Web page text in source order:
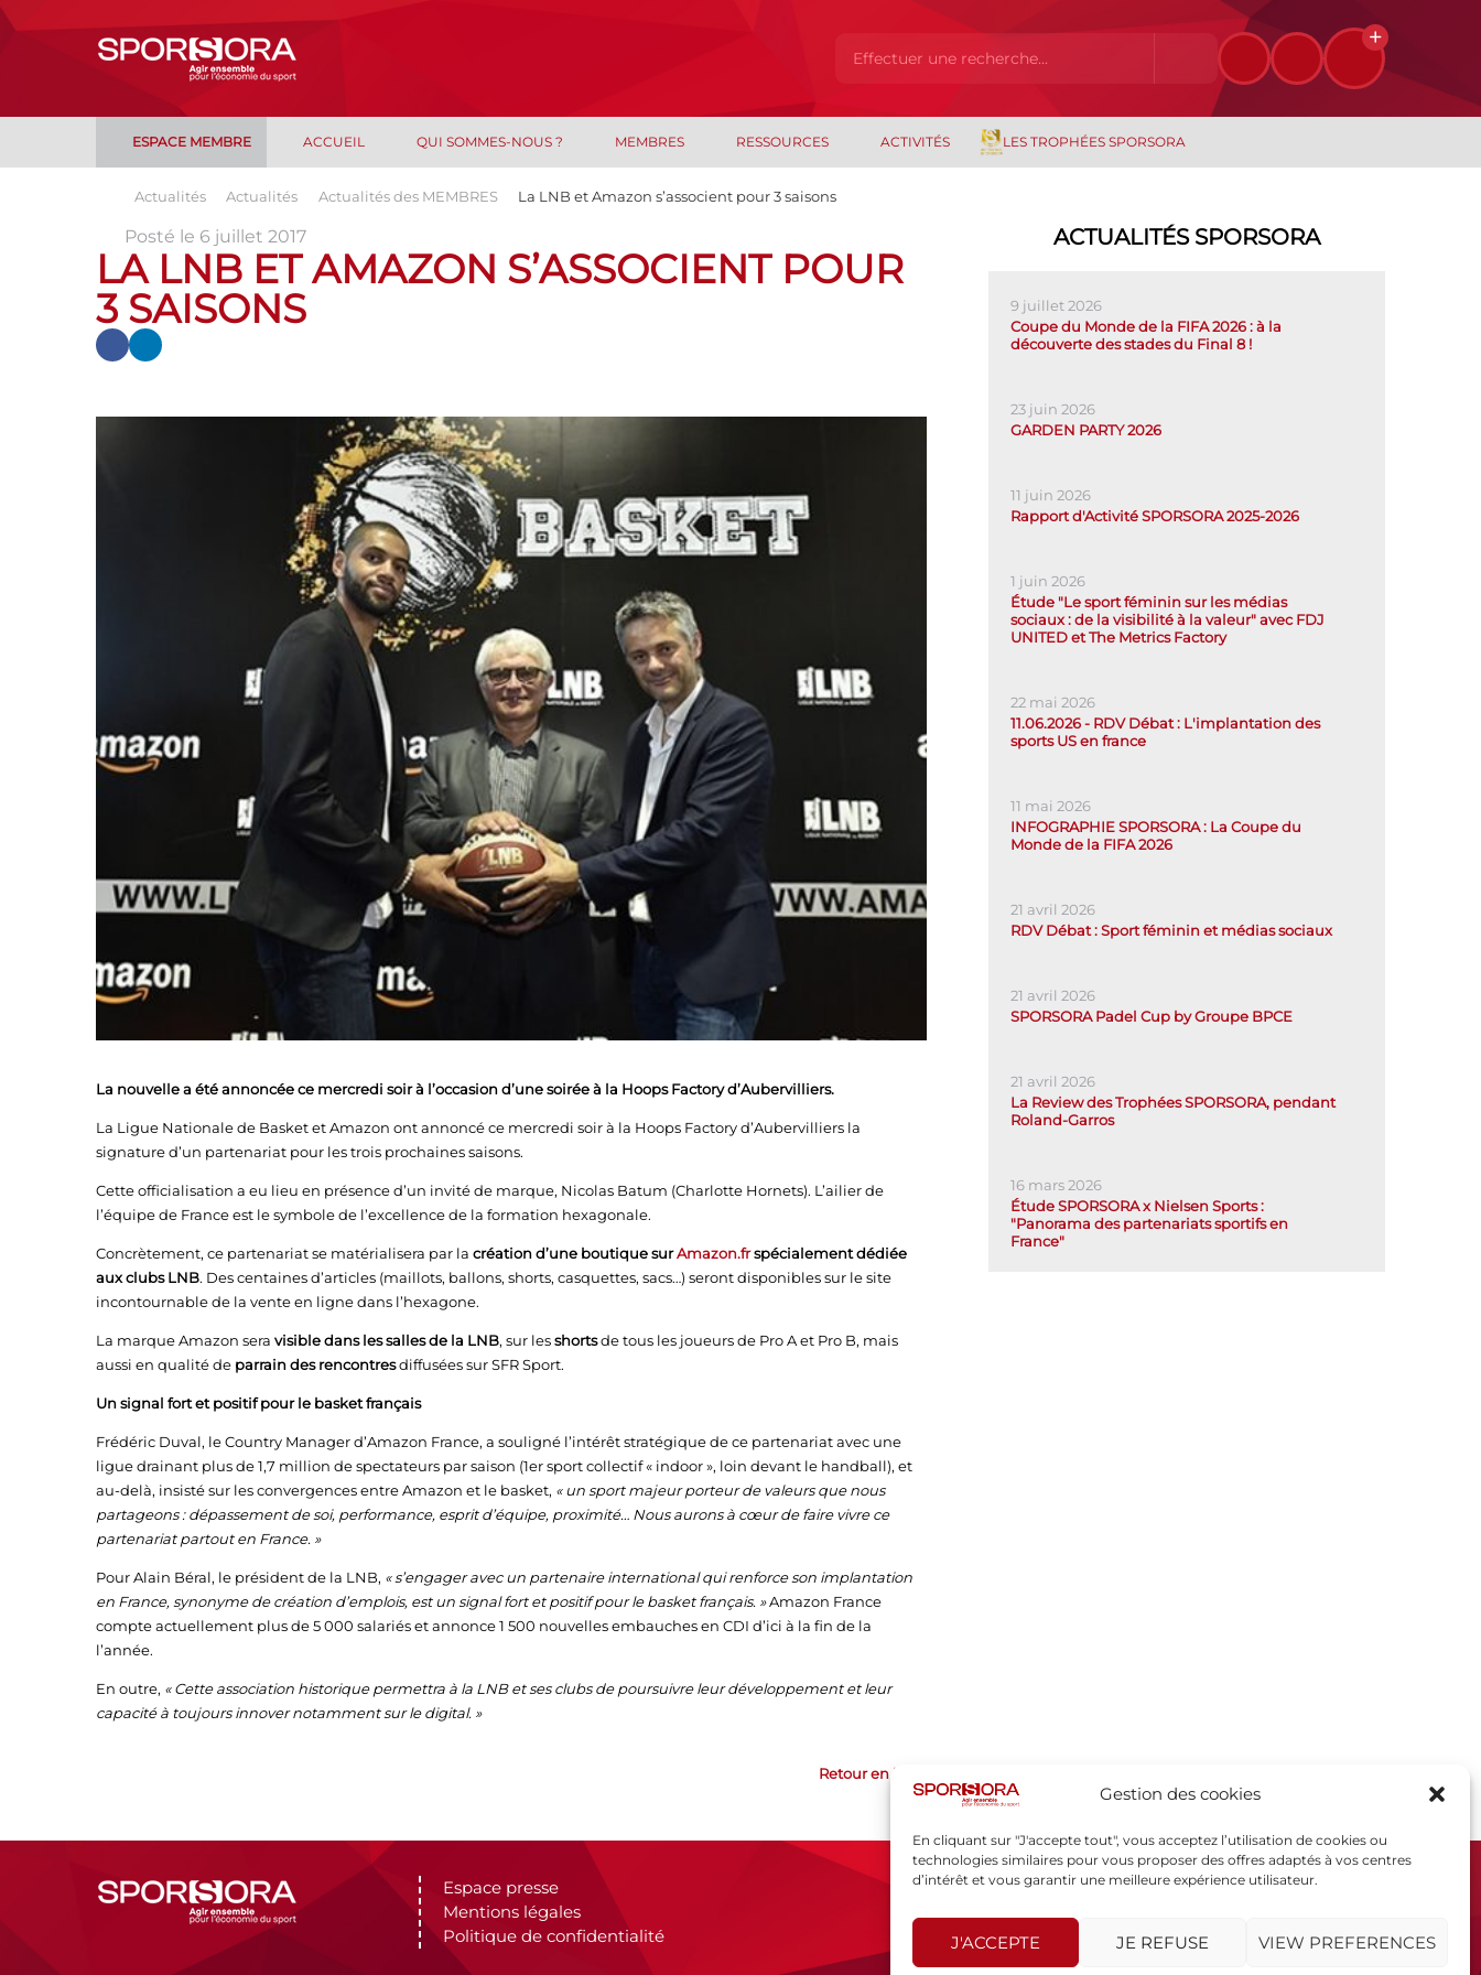
Gestion des cookies
En cliquant sur "J'accepte tout", vous acceptez l’utilisation de cookies ou
technologies similaires pour vous proposer des offres adaptés à vos centres
d’intérêt et vous garantir une meilleure expérience utilisateur.
J'ACCEPTE JE REFUSE VIEW PREFERENCES
ESPACE MEMBRE ACCUEIL QUI SOMMES-NOUS ? MEMBRES RESSOURCES ACTIVITÉS LES TROPHÉES SPORSORA
Actualités Actualités Actualités des MEMBRES La LNB et Amazon s’associent pour 3 saisons
Posté le 6 juillet 2017
LA LNB ET AMAZON S’ASSOCIENT POUR
3 SAISONS
La nouvelle a été annoncée ce mercredi soir à l’occasion d’une soirée à la Hoops Factory d’Aubervilliers.
La Ligue Nationale de Basket et Amazon ont annoncé ce mercredi soir à la Hoops Factory d’Aubervilliers la
signature d’un partenariat pour les trois prochaines saisons.
Cette officialisation a eu lieu en présence d’un invité de marque, Nicolas Batum (Charlotte Hornets). L’ailier de
l’équipe de France est le symbole de l’excellence de la formation hexagonale.
Concrètement, ce partenariat se matérialisera par la création d’une boutique surAmazon.frspécialement dédiée
aux clubs LNB. Des centaines d’articles (maillots, ballons, shorts, casquettes, sacs…) seront disponibles sur le site
incontournable de la vente en ligne dans l’hexagone.
La marque Amazon sera visible dans les salles de la LNB, sur lesshortsde tous les joueurs de Pro A et Pro B, mais
aussi en qualité de parrain des rencontresdiffusées sur SFR Sport.
Un signal fort et positif pour le basket français
Frédéric Duval, le Country Manager d’Amazon France, a souligné l’intérêt stratégique de ce partenariat avec une
ligue drainant plus de 1,7 million de spectateurs par saison (1er sport collectif « indoor », loin devant le handball), et
au-delà, insisté sur les convergences entre Amazon et le basket, « un sport majeur porteur de valeurs que nous
partageons : dépassement de soi, performance, esprit d’équipe, proximité… Nous aurons à cœur de faire vivre ce
partenariat partout en France. »
Pour Alain Béral, le président de la LNB, « s’engager avec un partenaire international qui renforce son implantation
en France, synonyme de création d’emplois, est un signal fort et positif pour le basket français. »Amazon France
compte actuellement plus de 5 000 salariés et annonce 1 500 nouvelles embauches en CDI d’ici à la fin de la
l’année.
En outre, « Cette association historique permettra à la LNB et ses clubs de poursuivre leur développement et leur
capacité à toujours innover notamment sur le digital. »
Retour en haut
ACTUALITÉS SPORSORA
9 juillet 2026
Coupe du Monde de la FIFA 2026 : à la
découverte des stades du Final 8 !
23 juin 2026
GARDEN PARTY 2026
11 juin 2026
Rapport d'Activité SPORSORA 2025-2026
1 juin 2026
Étude "Le sport féminin sur les médias
sociaux : de la visibilité à la valeur" avec FDJ
UNITED et The Metrics Factory
22 mai 2026
11.06.2026 - RDV Débat : L'implantation des
sports US en france
11 mai 2026
INFOGRAPHIE SPORSORA : La Coupe du
Monde de la FIFA 2026
21 avril 2026
RDV Débat : Sport féminin et médias sociaux
21 avril 2026
SPORSORA Padel Cup by Groupe BPCE
21 avril 2026
La Review des Trophées SPORSORA, pendant
Roland-Garros
16 mars 2026
Étude SPORSORA x Nielsen Sports :
"Panorama des partenariats sportifs en
France"
Espace presse
Mentions légales
Politique de confidentialité
SPORSORA
75015 PARIS
sporsora@sporsora.com